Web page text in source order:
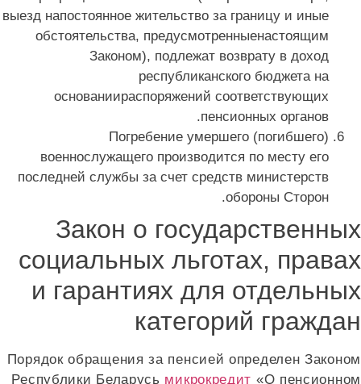
выезд напостоянное жительство за границу и иные
обстоятельства, предусмотренныенастоящим
Законом), подлежат возврату в доход
республиканского бюджета на
основаниираспоряжений соответствующих
пенсионных органов.
Погребение умершего (погибшего)
военнослужащего производится по месту его
последней службы за счет средств министерств
обороны Сторон.
Закон о
социальных льготах,
и гарантиях для
категорий
Порядок обращения за пенсией определен
Республики Беларусьмикрокредит«О